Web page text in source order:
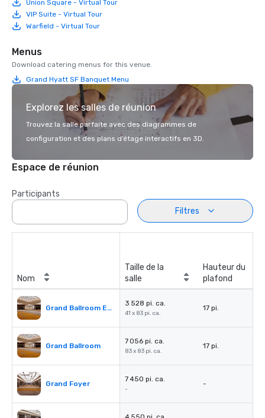
Union Square - Virtual Tour
VIP Suite - Virtual Tour
Warfield - Virtual Tour
Menus
Download catering menus for this venue.
Grand Hyatt SF Banquet Menu
Explorez les salles de réunion
Trouvez la salle parfaite avec des diagrammes de
configuration et des plans d’étage interactifs en 3D.
Espace de réunion
Participants
Filtres
Nom
Taille de la
salle
Hauteur du
plafond
Grand Ballroom East or West
3 528 pi. ca.
41 x 83 pi. ca.
17 pi.
Grand Ballroom
7 056 pi. ca.
83 x 83 pi. ca.
17 pi.
Grand Foyer
7 450 pi. ca.
-
-